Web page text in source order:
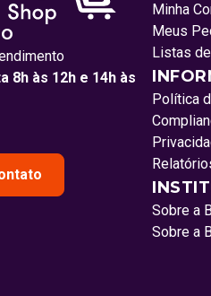
8h às 12h e 14h às
Minha
Meus
Listas
Política
Sobre a
Sobre a